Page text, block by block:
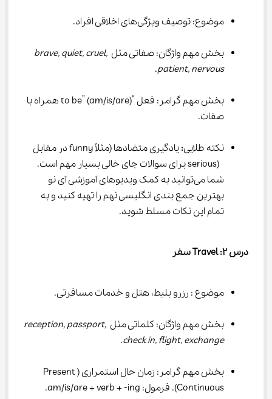
موضوع: توصیف ویژگی‌های اخلاقی افراد.
بخش مهم واژگان: صفاتی مثل brave, quiet, cruel,
patient, nervous
.
بخش مهم گرامر: فعل “to be” (am/is/are) همراه با
صفات.
نکته طلایی:
یادگیری متضادها (مثلاً funny در مقابل
(serious برای سوالات جای خالی بسیار مهم است.
شما می‌توانید به کمک ویدیوهای آموزشی آی نو
بهترین جمع بندی انگلیسی نهم را تهیه کنید و به
تمام این نکات مسلط شوید.
درس ۲: Travel سفر
موضوع : رزرو بلیط، هتل و خدمات مسافرتی.
بخش مهم واژگان: کلماتی مثل reception, passport,
check in, flight, exchange
.
بخش مهم گرامر: زمان حال استمراری (Present
Continuous). فرمول: am/is/are + verb + -ing.